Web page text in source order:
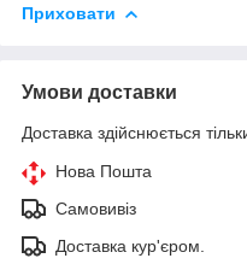
Приховати
Умови доставки
Доставка здійснюється
Нова Пошта
Самовивіз
Доставка кур'єром.